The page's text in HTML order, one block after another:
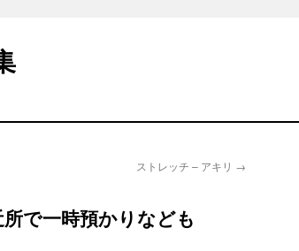
ストレッチ – アキリ →
で一時預かりなども